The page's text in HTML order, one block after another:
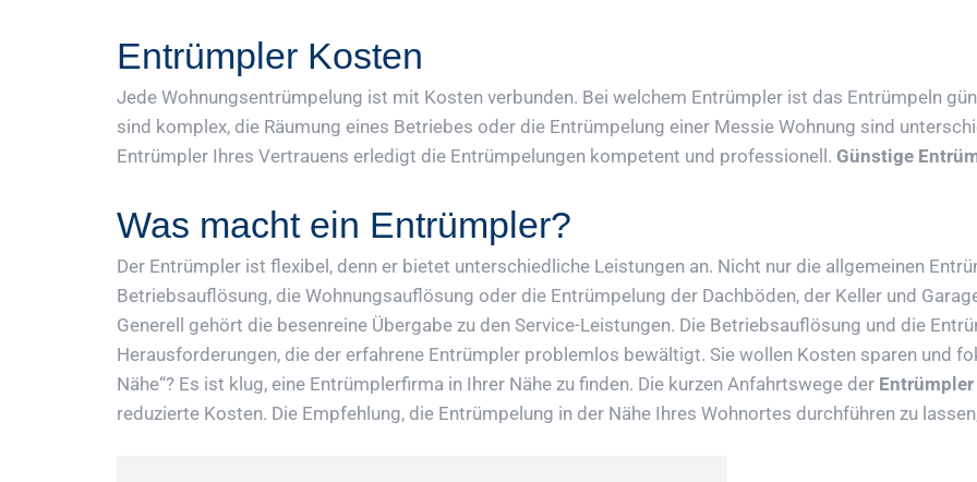
Entrümpler Kosten
Jede Wohnungsentrümpelung ist mit Kosten verbunden. Bei welchem Entrümpler ist das Entrümpeln
sind komplex, die Räumung eines Betriebes oder die Entrümpelung einer Messie Wohnung sind
Entrümpler Ihres Vertrauens erledigt die Entrümpelungen kompetent und professionell. Günstige
Was macht ein Entrümpler?
Der Entrümpler ist flexibel, denn er bietet unterschiedliche Leistungen an. Nicht nur die allgemeinen
Betriebsauflösung, die Wohnungsauflösung oder die Entrümpelung der Dachböden, der Keller und
Generell gehört die besenreine Übergabe zu den Service-Leistungen. Die Betriebsauflösung und die
Herausforderungen, die der erfahrene Entrümpler problemlos bewältigt. Sie wollen Kosten sparen und
Nähe“? Es ist klug, eine Entrümplerfirma in Ihrer Nähe zu finden. Die kurzen Anfahrtswege der
reduzierte Kosten. Die Empfehlung, die Entrümpelung in der Nähe Ihres Wohnortes durchführen zu